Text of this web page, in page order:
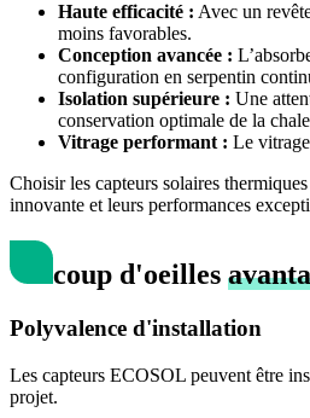
Haute efficacité : Avec un
moins favorables.
Conception avancée :
configuration en serpentin
Isolation supérieure : Une
conservation optimale de la
Vitrage performant : Le
Choisir les capteurs solaires
innovante et leurs performances
coup d'oeilles
Polyvalence d'installation
Les capteurs ECOSOL peuvent être
projet.